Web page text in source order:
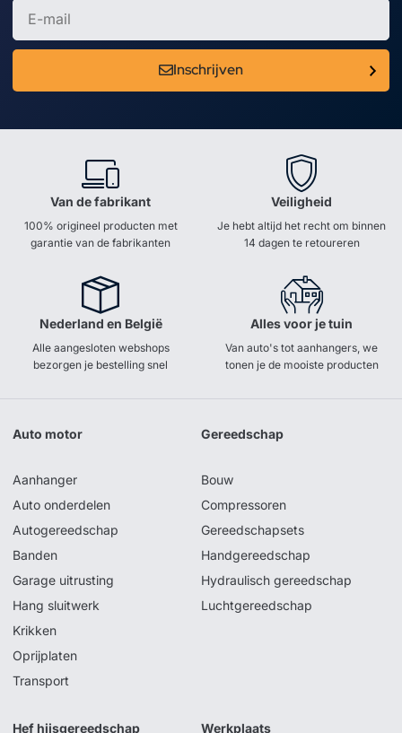
Inschrijven
Van de fabrikant
100% origineel producten met
garantie van de fabrikanten
Veiligheid
Je hebt altijd het recht om binnen
14 dagen te retoureren
Nederland en België
Alle aangesloten webshops
bezorgen je bestelling snel
Alles voor je tuin
Van auto's tot aanhangers, we
tonen je de mooiste producten
Auto motor
Aanhanger
Auto onderdelen
Autogereedschap
Banden
Garage uitrusting
Hang sluitwerk
Krikken
Oprijplaten
Transport
Gereedschap
Bouw
Compressoren
Gereedschapsets
Handgereedschap
Hydraulisch gereedschap
Luchtgereedschap
Hef hijsgereedschap Werkplaats